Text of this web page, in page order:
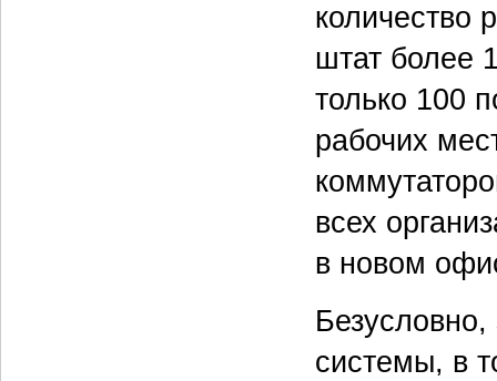
количество
штат более
только 100
рабочих
всех
в новом
системы, в